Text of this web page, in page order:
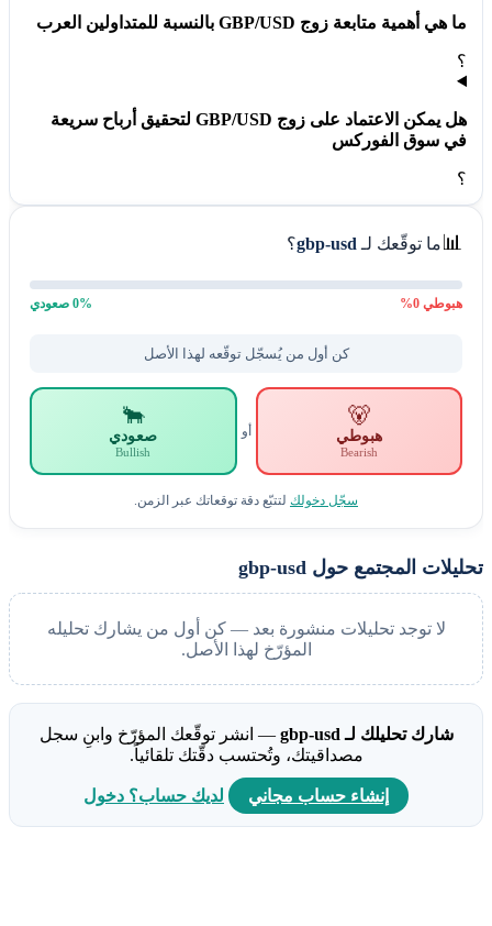
ما هي أهمية متابعة زوج GBP/USD بالنسبة للمتداولين العرب
؟
هل يمكن الاعتماد على زوج GBP/USD لتحقيق أرباح سريعة
في سوق الفوركس
؟
📊ما توقّعك لـ gbp-usd؟
هبوطي 0
%
0% صعودي
كن أول من يُسجّل توقّعه لهذا الأصل
🐻
هبوطي
Bearish
أو
🐂
صعودي
Bullish
سجّل دخولك لتتبّع دقة توقعاتك عبر الزمن.
تحليلات المجتمع حول gbp-usd
لا توجد تحليلات منشورة بعد — كن أول من يشارك تحليله
المؤرّخ لهذا الأصل.
شارك تحليلك لـ gbp-usd
— انشر توقّعك المؤرّخ وابنِ سجل
مصداقيتك، وتُحتسب دقّتك تلقائياً.
إنشاء حساب مجاني لديك حساب؟ دخول